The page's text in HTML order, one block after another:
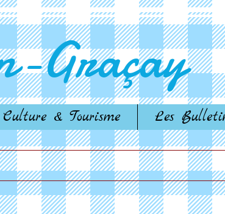
Graçay​
Culture & Tourisme Les